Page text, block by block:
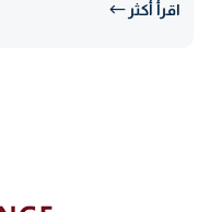
اقرأ أكثر